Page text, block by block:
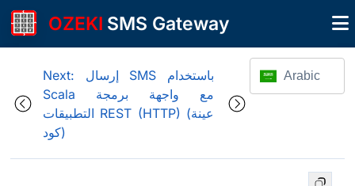
OZEKI SMS Gateway
Next: إرسال SMS باستخدام
Scala مع واجهة برمجة
التطبيقات REST (HTTP) (عينة
كود)
Arabic